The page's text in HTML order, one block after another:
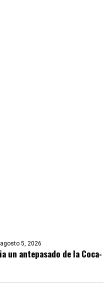
agosto 5, 2026
un antepasado de la Coca-